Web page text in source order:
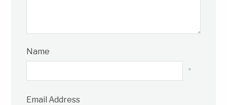
Name
*
Email Address